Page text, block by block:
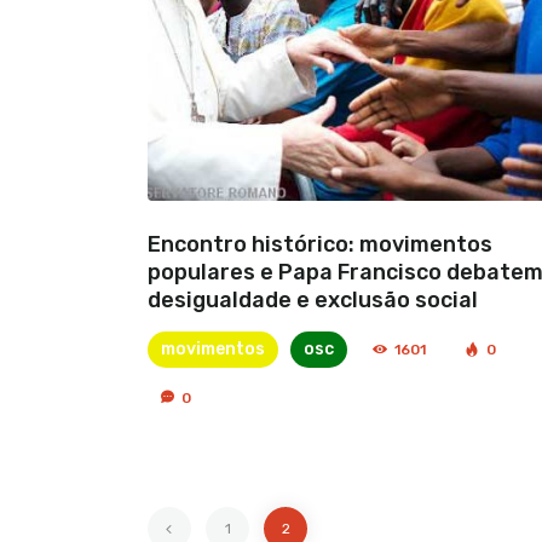
Encontro histórico: movimentos
populares e Papa Francisco debatem
desigualdade e exclusão social
movimentos osc 1601 0
0
1 2